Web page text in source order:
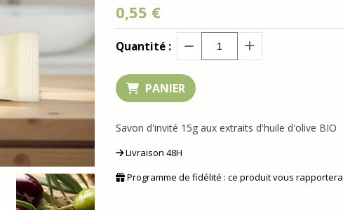
0,55 €
Quantité :
PANIER
Savon d'invité 15g aux extraits d'huile d'olive BIO
Livraison 48H
Programme de fidélité : ce produit vous rapportera